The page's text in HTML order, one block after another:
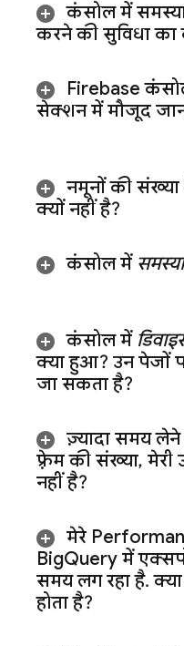
कंसोल में
करने की सुविधा
Firebase
सेक्शन में मौजूद
नमूनों की संख्या
क्यों नहीं है?
कंसोल में
कंसोल में
क्या हुआ? उन पेजों
जा सकता है?
ज़्यादा समय
फ़्रेम की संख्या, मेरी
नहीं है?
मेरे
BigQuery में
समय लग रहा है.
होता है?